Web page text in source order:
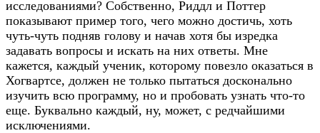
исследованиями? Собственно, Риддл и Поттер
показывают пример того, чего можно достичь, хоть
чуть-чуть подняв голову и начав хотя бы изредка
задавать вопросы и искать на них ответы. Мне
кажется, каждый ученик, которому повезло оказаться в
Хогвартсе, должен не только пытаться досконально
изучить всю программу, но и пробовать узнать что-то
еще. Буквально каждый, ну, может, с редчайшими
исключениями.